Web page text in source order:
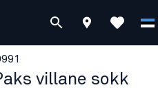
villane sokk